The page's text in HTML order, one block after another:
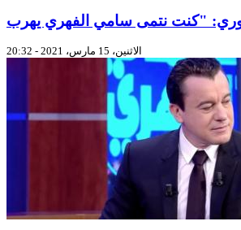
الاثنين، 15 مارس، 2021 - 20:32